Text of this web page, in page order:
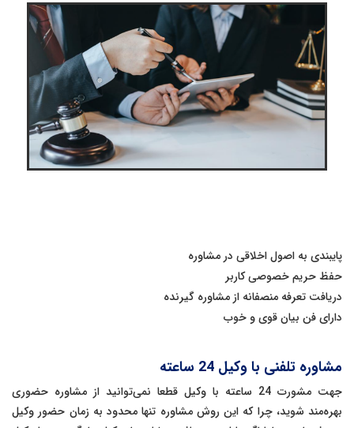
پایبندی به اصول اخلاقی در مشاوره
حفظ حریم خصوصی کاربر
دریافت تعرفه منصفانه از مشاوره گیرنده
دارای فن بیان قوی و خوب
مشاوره تلفنی با وکیل 24 ساعته
جهت مشورت 24 ساعته با وکیل قطعا نمی‌توانید از مشاوره حضوری
بهره‌مند شوید، چرا که این روش مشاوره تنها محدود به زمان حضور وکیل